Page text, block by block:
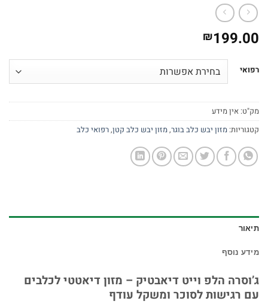
₪199.00
רפואי
מק"ט: אין מידע
קטגוריות: מזון יבש כלב בוגר,מזון יבש כלב קטן,רפואי כלב
תיאור
מידע נוסף
ג’וסרה הלפ וייט דיאבטיק – מזון דיאטטי לכלבים
עם רגישות לסוכר ומשקל עודף